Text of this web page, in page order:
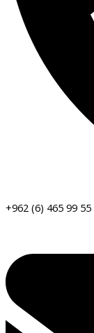
+962 (6) 465 99 55